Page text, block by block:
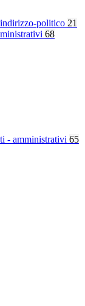
politico 21
68
- amministrativi 65